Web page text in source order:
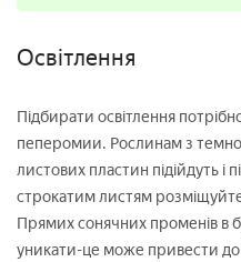
Освітлення
Підбирати освітлення
пеперомии. Рослинам з
листових пластин підійдуть і
строкатим листям розміщуйте
Прямих сонячних променів в
уникати-це може привести до